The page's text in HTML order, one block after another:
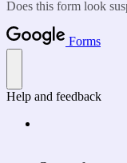
Does this form look
Forms
Help and feedback